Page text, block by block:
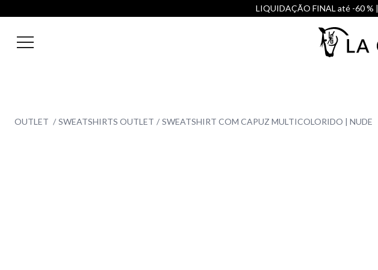
LIQUIDAÇÃO FINAL até -60 % |
OUTLET SWEATSHIRTS OUTLET SWEATSHIRT COM CAPUZ MULTICOLORIDO | NUDE